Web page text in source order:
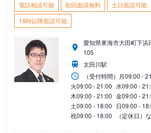
電話相談可能 初回面談無料
土日面談可能
18時以降面談可能
愛知県東海市大田町下
105
太田川駅
（受付時間） 月09:00 -
火09:00 - 21:00 水09:00 -
木09:00 - 21:00 金09:00 -
土09:00 - 18:00 日09:00 -
祝09:00 - 18:00 （定休日）